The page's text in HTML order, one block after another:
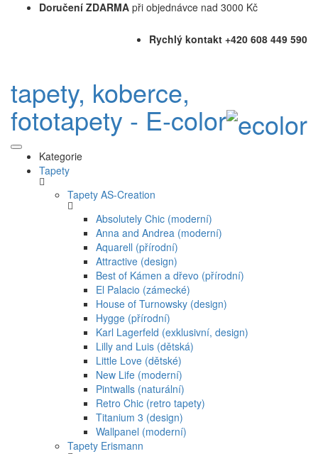
Doručení ZDARMA při objednávce nad 3000 Kč
Rychlý kontakt +420 608 449 590
tapety, koberce,
fototapety - E-color
Kategorie
Tapety
Tapety AS-Creation
Absolutely Chic (moderní)
Anna and Andrea (moderní)
Aquarell (přírodní)
Attractive (design)
Best of Kámen a dřevo (přírodní)
El Palacio (zámecké)
House of Turnowsky (design)
Hygge (přírodní)
Karl Lagerfeld (exklusivní, design)
Lilly and Luis (dětská)
Little Love (dětské)
New Life (moderní)
Pintwalls (naturální)
Retro Chic (retro tapety)
Titanium 3 (design)
Wallpanel (moderní)
Tapety Erismann